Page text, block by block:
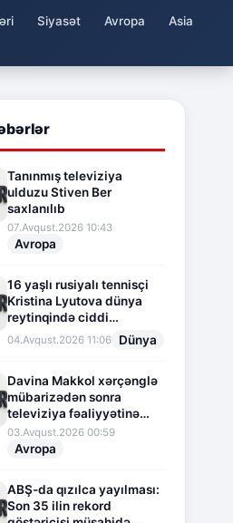
Siyasət Avropa
Asia
Tanınmış televiziya
ulduzu Stiven Ber
saxlanılıb
07.Avqust.2026 10:43
Avropa
16 yaşlı rusiyalı tennisçi
Kristina Lyutova dünya
reytinqində ciddi
irəliləyişə imza atdı
04.Avqust.2026 11:06 Dünya
Davina Makkol xərçənglə
mübarizədən sonra
televiziya fəaliyyətinə
fasilə verir
03.Avqust.2026 00:59
Avropa
ABŞ-da qızılca yayılması:
Son 35 ilin rekord